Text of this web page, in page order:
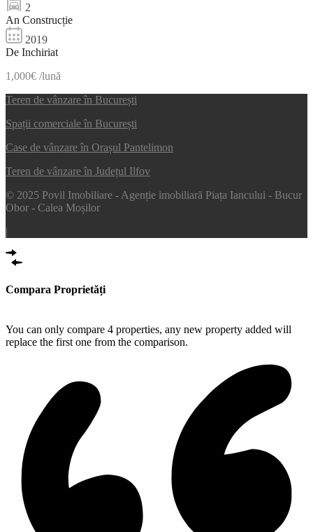
2
An Construcție
2019
De Inchiriat
1,000€ /lună
Teren de vânzare în București
Spații comerciale în București
Case de vânzare în Orașul Pantelimon
Teren de vânzare în Județul Ilfov
© 2025 Povil Imobiliare - Agenție imobiliară Piața Iancului - Bucur
Obor - Calea Moșilor
|
Compara Proprietăți
You can only compare 4 properties, any new property added will
replace the first one from the comparison.